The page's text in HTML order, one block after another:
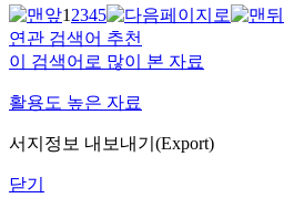
12345
연관 검색어 추천
이 검색어로 많이 본 자료
활용도 높은 자료
서지정보 내보내기(Export)
닫기